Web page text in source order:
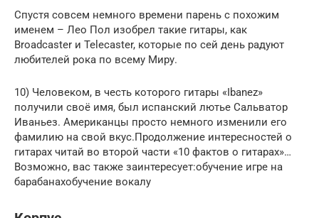
Спустя совсем немного времени парень с похожим
именем – Лео Пол изобрел такие гитары, как
Broadcaster и Telecaster, которые по сей день радуют
любителей рока по всему Миру.
10) Человеком, в честь которого гитары «Ibanez»
получили своё имя, был испанский лютье Сальватор
Иваньез. Американцы просто немного изменили его
фамилию на свой вкус.Продолжение интересностей о
гитарах читай во второй части «10 фактов о гитарах»…
Возможно, вас также заинтересует:обучение игре на
барабанахобучение вокалу